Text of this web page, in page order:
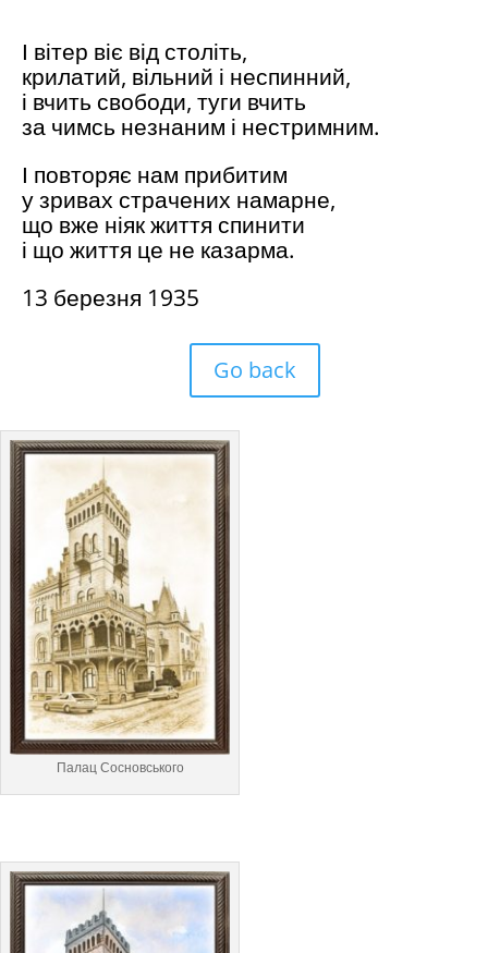
І вітер віє від століть,
крилатий, вільний і неспинний,
і вчить свободи, туги вчить
за чимсь незнаним і нестримним.
І повторяє нам прибитим
у зривах страчених намарне,
що вже ніяк життя спинити
і що життя це не казарма.
13 березня 1935
Go back
Палац Сосновського